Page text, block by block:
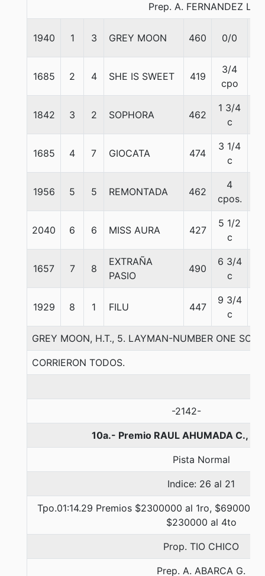
Prep. A. FERNANDEZ L.
1940 1 3 GREY MOON 460 0/0
1685 2 4 SHE IS SWEET 419
3/4
cpo
1842 3 2 SOPHORA 462
1 3/4
c
1685 4 7 GIOCATA 474
3 1/4
c
1956 5 5 REMONTADA 462
4
cpos.
2040 6 6 MISS AURA 427
5 1/2
c
1657 7 8
EXTRAÑA
PASIO
490
6 3/4
c
1929 8 1 FILU 447
9 3/4
c
GREY MOON, H.T., 5. LAYMAN-NUMBER ONE
CORRIERON TODOS.
-2142-
10a.- Premio RAUL AHUMADA C.,
Pista Normal
Indice: 26 al 21
Tpo.01:14.29 Premios $2300000 al 1ro, $690000
$230000 al 4to
Prop. TIO CHICO
Prep. A. ABARCA G.